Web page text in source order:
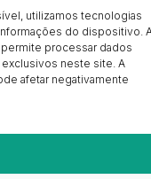
utilizamos tecnologias
do dispositivo.
processar dados
neste site. A
afetar negativamente